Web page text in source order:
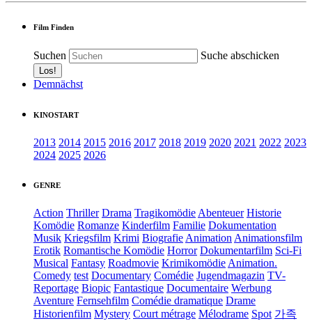
Film Finden
Suchen Suche abschicken
Demnächst
KINOSTART
2013 2014 2015 2016 2017 2018 2019 2020 2021 2022 2023
2024 2025 2026
GENRE
Action Thriller Drama TragikomödieAbenteuer Historie
Komödie Romanze Kinderfilm Familie Dokumentation
Musik Kriegsfilm Krimi BiografieAnimationAnimationsfilm
Erotik Romantische Komödie Horror Dokumentarfilm Sci-Fi
Musical Fantasy Roadmovie KrimikomödieAnimation.
Comedy test Documentary Comédie Jugendmagazin TV-
Reportage Biopic Fantastique Documentaire Werbung
Aventure Fernsehfilm Comédie dramatique Drame
Historienfilm Mystery Court métrage Mélodrame Spot 가족